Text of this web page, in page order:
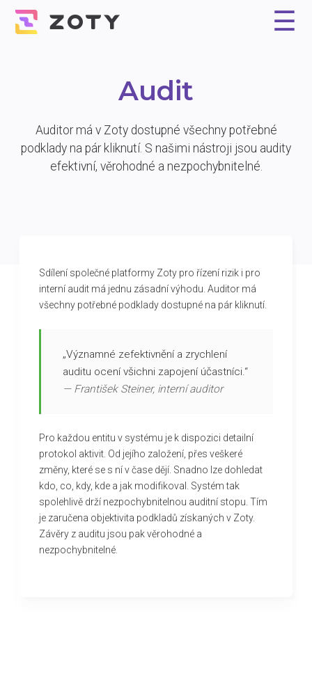
☰
Audit
Auditor má v Zoty dostupné všechny potřebné
podklady na pár kliknutí. S našimi nástroji jsou audity
efektivní, věrohodné a nezpochybnitelné.
Sdílení společné platformy Zoty pro řízení rizik i pro
interní audit má jednu zásadní výhodu. Auditor má
všechny potřebné podklady dostupné na pár kliknutí.
„Významné zefektivnění a zrychlení
auditu ocení všichni zapojení účastníci.“
— František Steiner, interní auditor
Pro každou entitu v systému je k dispozici detailní
protokol aktivit. Od jejího založení, přes veškeré
změny, které se s ní v čase dějí. Snadno lze dohledat
kdo, co, kdy, kde a jak modifikoval. Systém tak
spolehlivě drží nezpochybnitelnou auditní stopu. Tím
je zaručena objektivita podkladů získaných v Zoty.
Závěry z auditu jsou pak věrohodné a
nezpochybnitelné.